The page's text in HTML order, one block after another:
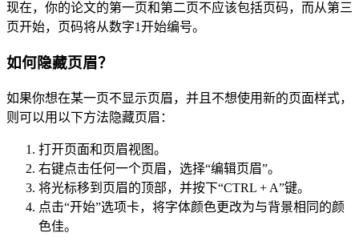
现在，你的论文的第一页和第二页不应该包括页码，而从第三
页开始，页码将从数字1开始编号。
如何隐藏页眉？
如果你想在某一页不显示页眉，并且不想使用新的页面样式，
则可以用以下方法隐藏页眉：
打开页面和页眉视图。
右键点击任何一个页眉，选择“编辑页眉”。
将光标移到页眉的顶部，并按下“CTRL + A”键。
点击“开始”选项卡，将字体颜色更改为与背景相同的颜
色佳。